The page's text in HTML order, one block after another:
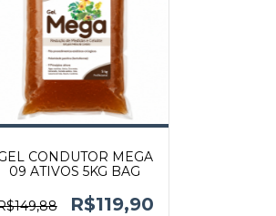
CONDUTOR MEGA
09 ATIVOS 5KG BAG
R$119,90